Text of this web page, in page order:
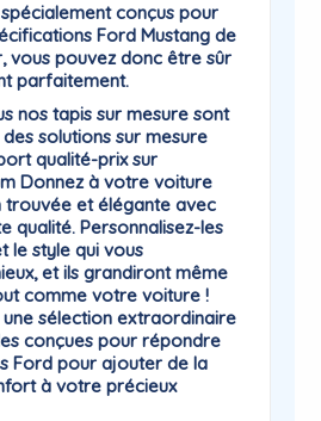
conçus pour
Ford Mustang de
vous pouvez donc être sûr
parfaitement.
nos tapis sur mesure sont
solutions sur mesure
qualité-prix sur
Donnez à votre voiture
trouvée et élégante avec
qualité. Personnalisez-les
le style qui vous
et ils grandiront même
comme votre voiture !
une sélection extraordinaire
conçues pour répondre
Ford pour ajouter de la
à votre précieux